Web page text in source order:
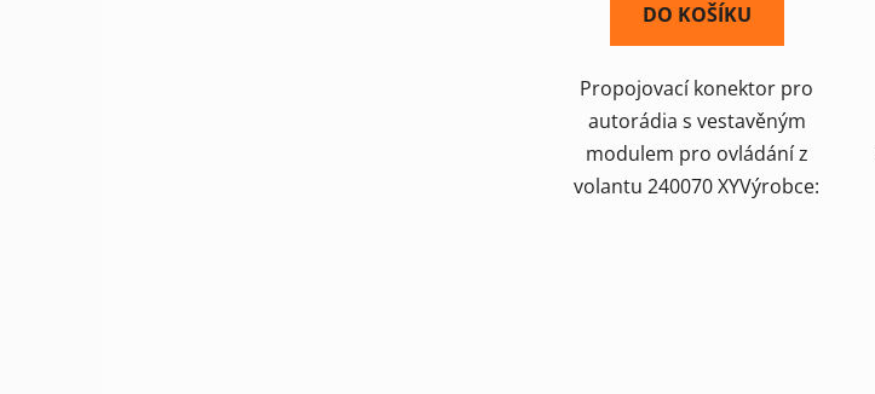
DO KOŠÍKU
Propojovací konektor pro
autorádia s vestavěným
modulem pro ovládání z
volantu 240070 XYVýrobce: